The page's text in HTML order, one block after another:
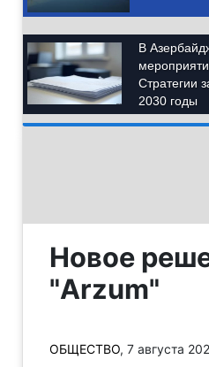
Новое
"Arzum"
ОБЩЕСТВО, 7 августа